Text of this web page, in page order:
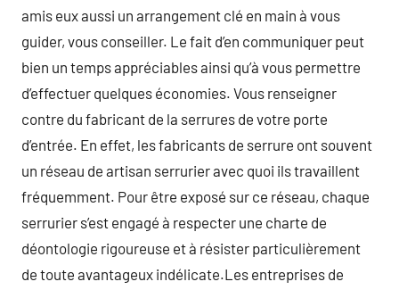
amis eux aussi un arrangement clé en main à vous
guider, vous conseiller. Le fait d’en communiquer peut
bien un temps appréciables ainsi qu’à vous permettre
d’effectuer quelques économies. Vous renseigner
contre du fabricant de la serrures de votre porte
d’entrée. En effet, les fabricants de serrure ont souvent
un réseau de artisan serrurier avec quoi ils travaillent
fréquemment. Pour être exposé sur ce réseau, chaque
serrurier s’est engagé à respecter une charte de
déontologie rigoureuse et à résister particulièrement
de toute avantageux indélicate.Les entreprises de